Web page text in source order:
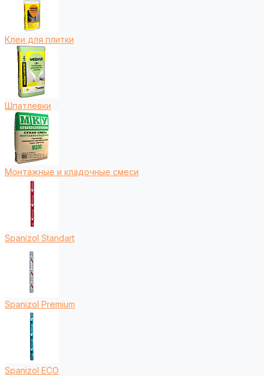
Клеи для плитки
Шпатлевки
Монтажные и кладочные смеси
Spanizol Standart
Spanizol Premium
Spanizol ECO